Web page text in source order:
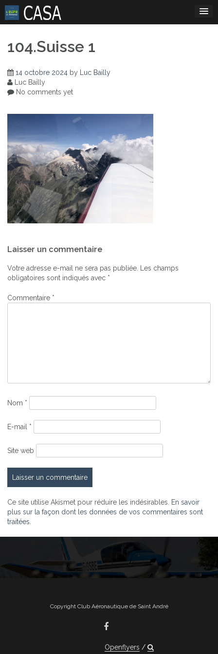
Skip
content
104.Suisse 1
14 octobre 2024 by Luc Bailly
Luc Bailly
No comments yet
de
l’article
Laisser un commentaire
Votre adresse e-mail ne sera pas publiée. Les champs
obligatoires sont indiqués avec *
Commentaire *
Nom *
E-mail *
Site web
Ce site utilise Akismet pour réduire les indésirables. En savoir
plus sur la façon dont les données de vos commentaires sont
traitées
Copyright Club Aéronautique de Saint André
Openflyers